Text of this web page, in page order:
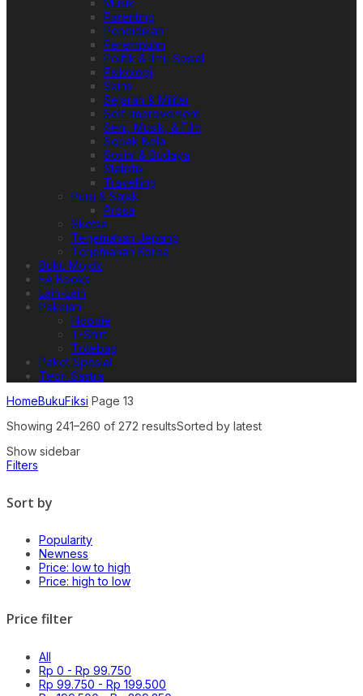
Musik
Parenting
Pendidikan
Perempuan
Politik & Ilmu Sosial
Psikologi
Sains
Sejarah & Militer
Self-improvement
Seni, Musik, & Film
Sepak Bola
Sosial & Budaya
Statistik
Travelling
Puisi & Sajak
Prosa
Sketsa
Terjemahan Jepang
Terjemahan Korea
Buku Mojok
EA Books
Lain-Lain
Pakaian
Hoodie
T-Shirt
Totebag
Paket Spesial
Teori Sastra
HomeBukuFiksi Page 13
Showing 241–260 of 272 resultsSorted by latest
Show sidebar
Filters
Sort by
Popularity
Newness
Price: low to high
Price: high to low
Price filter
All
Rp 0 - Rp 99.750
Rp 99.750 - Rp 199.500